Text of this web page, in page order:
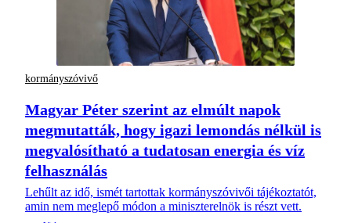
kormányszóvivő
Magyar Péter szerint az elmúlt napok
megmutatták, hogy igazi lemondás nélkül is
megvalósítható a tudatosan energia és víz
felhasználás
Lehűlt az idő, ismét tartottak kormányszóvivői tájékoztatót,
amin nem meglepő módon a miniszterelnök is részt vett.